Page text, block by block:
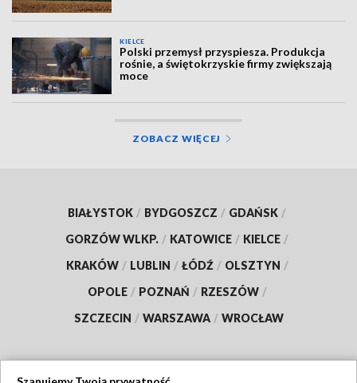
KIELCE
Polski przemysł przyspiesza. Produkcja
rośnie, a świętokrzyskie firmy zwiększają
moce
ZOBACZ WIĘCEJ
BIAŁYSTOK / BYDGOSZCZ / GDAŃSK /
GORZÓW WLKP. / KATOWICE / KIELCE /
KRAKÓW / LUBLIN / ŁÓDŹ / OLSZTYN /
OPOLE / POZNAŃ / RZESZÓW /
SZCZECIN / WARSZAWA / WROCŁAW